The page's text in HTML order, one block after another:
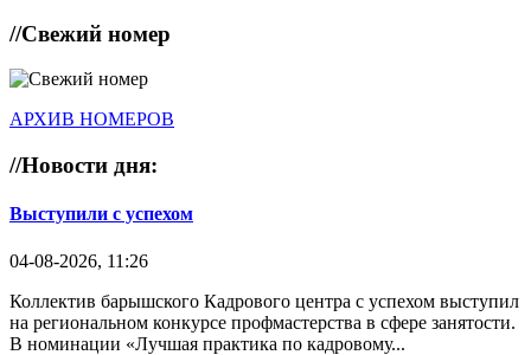
//Свежий номер
АРХИВ НОМЕРОВ
//Новости дня:
Выступили с успехом
04-08-2026, 11:26
Коллектив барышского Кадрового центра с успехом выступил
на региональном конкурсе профмастерства в сфере занятости.
В номинации «Лучшая практика по кадровому...